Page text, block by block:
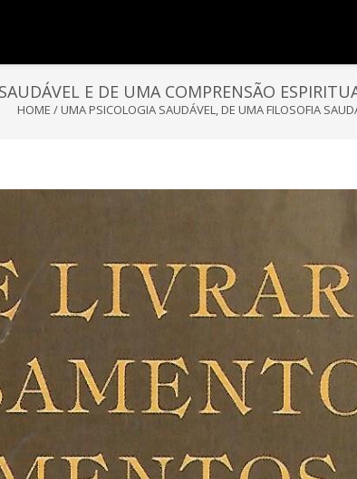
E DE UMA COMPRENSÃO
HOME / UMA PSICOLOGIA SAUDÁVEL, DE UMA FILOSOFIA